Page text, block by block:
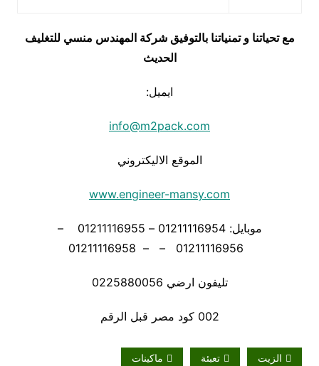
مع تحياتنا و تمنياتنا بالتوفيق شركة المهندس منسي للتغليف
الحديث
ايميل:
info@m2pack.com
الموقع الاليكتروني
www.engineer-mansy.com
موبايل: 01211116954 – 01211116955 –
تليفون ارضي 0225880056
002 كود مصر قبل الرقم
الزيت تعبئة ماكينات